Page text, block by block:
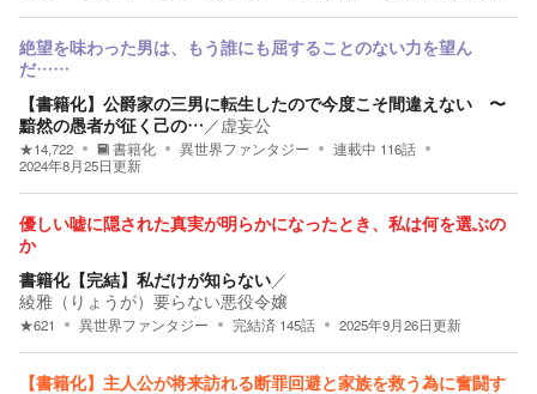
絶望を味わった男は、もう誰にも屈することのない力を望ん
だ……
【書籍化】公爵家の三男に転生したので今度こそ間違えない 〜
黯然の愚者が征く己の… ／ 虚妄公
★14,722 書籍化 異世界ファンタジー 連載中 116話
2024年8月25日更新
優しい嘘に隠された真実が明らかになったとき、私は何を選ぶの
か
書籍化【完結】私だけが知らない／
綾雅（りょうが）要らない悪役令嬢
★621 異世界ファンタジー 完結済 145話 2025年9月26日更新
【書籍化】主人公が将来訪れる断罪回避と家族を救う為に奮闘す